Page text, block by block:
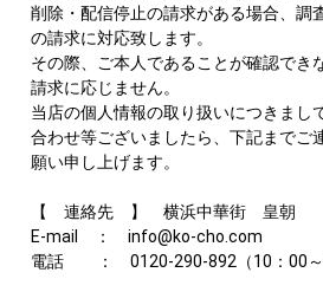
削除・配信停止の請求がある場合、調
の請求に対応致します。
その際、ご本人であることが確認でき
請求に応じません。
当店の個人情報の取り扱いにつきまし
合わせ等ございましたら、下記までご
願い申し上げます。
【 連絡先 】 横浜
E-mail ： info@ko-
電話 ： 0120-290-892（10：00～